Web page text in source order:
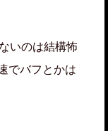
いのは結構怖
でバフとかは